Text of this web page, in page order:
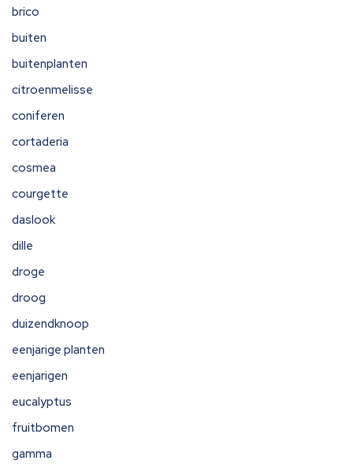
brico
buiten
buitenplanten
citroenmelisse
coniferen
cortaderia
cosmea
courgette
daslook
dille
droge
droog
duizendknoop
eenjarige planten
eenjarigen
eucalyptus
fruitbomen
gamma